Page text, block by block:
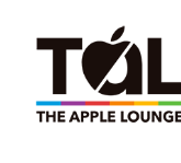
contenuto